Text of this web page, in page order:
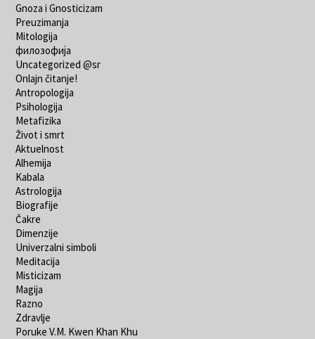
Gnoza i Gnosticizam
Preuzimanja
Mitologija
филозофија
Uncategorized @sr
Onlajn čitanje!
Antropologija
Psihologija
Metafizika
Život i smrt
Aktuelnost
Alhemija
Kabala
Astrologija
Biografije
Čakre
Dimenzije
Univerzalni simboli
Meditacija
Misticizam
Magija
Razno
Zdravlje
Poruke V.M. Kwen Khan Khu